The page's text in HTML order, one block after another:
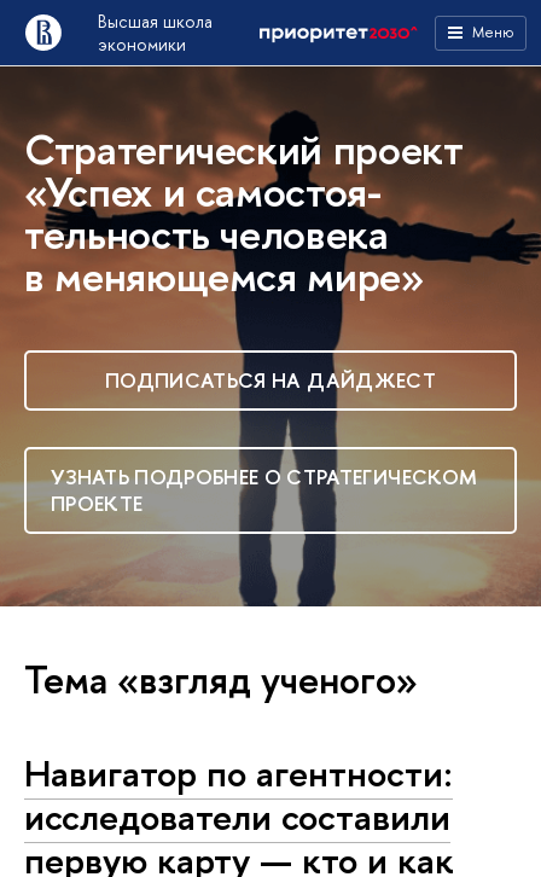
Высшая школа
экономики
Меню
Стратегический проект
«Успех и самостоя­
тельность человека
в меняю­щемся мире»
ПОДПИСАТЬСЯ НА ДАЙДЖЕСТ
УЗНАТЬ ПОДРОБНЕЕ О СТРАТЕГИЧЕСКОМ
ПРОЕКТЕ
Тема «взгляд ученого»
Навигатор по агентности:
исследователи составили
первую карту — кто и как